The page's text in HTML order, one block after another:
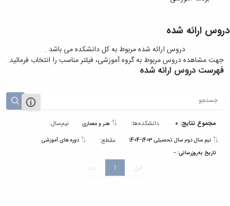
دروس ارائه شده
دروس ارائه شده مربوط به کل دانشکده می باشد .
جهت مشاهده دروس مربوط به گروه آموزشی، فیلتر مناسب را انتخاب فرمائید.
فهرست دروس ارائه شده
مجموع نتایج: 0 دانشکده‌ها: نیم‌سال:
مقطع: دوره های آموزشی
تاریخ به‌روزرسانی: -
قبل 1 بعد